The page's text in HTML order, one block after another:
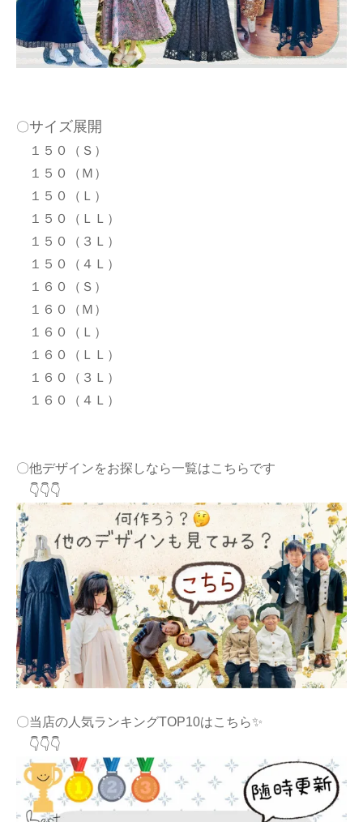
〇サイズ展開
１５０（Ｓ）
１５０（Ｍ）
１５０（Ｌ）
１５０（ＬＬ）
１５０（３Ｌ）
１５０（４Ｌ）
１６０（Ｓ）
１６０（Ｍ）
１６０（Ｌ）
１６０（ＬＬ）
１６０（３Ｌ）
１６０（４Ｌ）
〇他デザインをお探しなら一覧はこちらです
👇👇👇
〇当店の人気ランキングTOP10はこちら✨
👇👇👇